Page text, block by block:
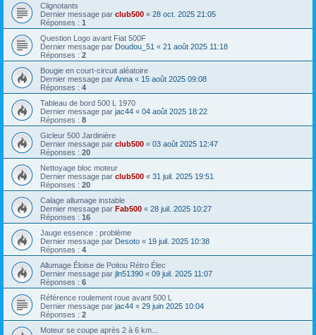
Clignotants
Dernier message par club500 « 28 oct. 2025 21:05
Réponses : 1
Question Logo avant Fiat 500F
Dernier message par Doudou_51 « 21 août 2025 11:18
Réponses : 2
Bougie en court-circuit aléatoire
Dernier message par Anna « 15 août 2025 09:08
Réponses : 4
Tableau de bord 500 L 1970
Dernier message par jac44 « 04 août 2025 18:22
Réponses : 8
Gicleur 500 Jardinière
Dernier message par club500 « 03 août 2025 12:47
Réponses : 20
Nettoyage bloc moteur
Dernier message par club500 « 31 juil. 2025 19:51
Réponses : 20
Calage allumage instable
Dernier message par Fab500 « 28 juil. 2025 10:27
Réponses : 16
Jauge essence : problème
Dernier message par Desoto « 19 juil. 2025 10:38
Réponses : 4
Allumage Éloise de Poitou Rétro Élec
Dernier message par jln51390 « 09 juil. 2025 11:07
Réponses : 6
Référence roulement roue avant 500 L
Dernier message par jac44 « 29 juin 2025 10:04
Réponses : 2
Moteur se coupe après 2 à 6 km...